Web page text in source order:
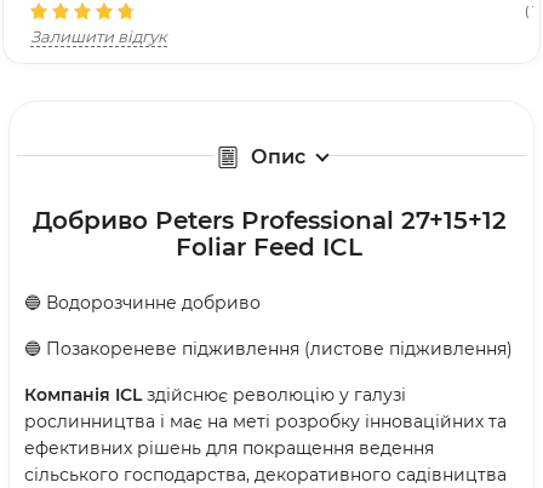
(
Залишити відгук
Опис
Добриво Peters Professional 27+15+12
Foliar Feed ICL
🔵 Водорозчинне добриво
🔵 Позакореневе підживлення (листове підживлення)
Компанія ICLздійснює революцію у галузі
рослинництва і має на меті розробку інноваційних та
ефективних рішень для покращення ведення
сільського господарства, декоративного садівництва